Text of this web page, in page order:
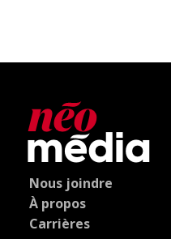
Nous joindre
À propos
Carrières